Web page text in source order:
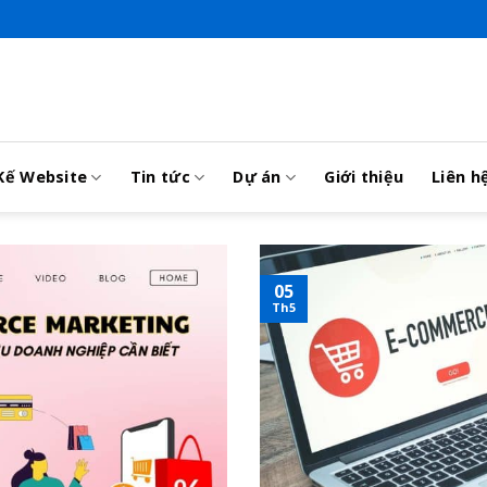
Website Tin tức Dự án Giới thiệu Liên
05
Th5